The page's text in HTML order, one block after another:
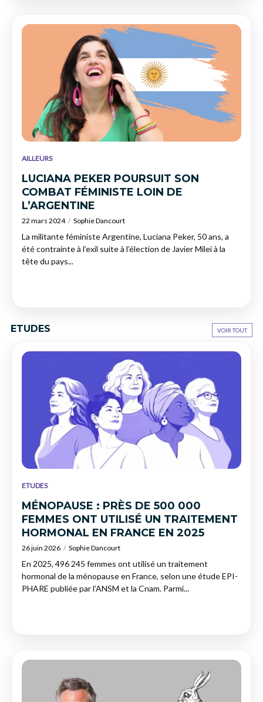
AILLEURS
LUCIANA PEKER POURSUIT SON
COMBAT FÉMINISTE LOIN DE
L’ARGENTINE
22 mars 2024 Sophie Dancourt
La militante féministe Argentine, Luciana Peker, 50 ans, a
été contrainte à l’exil suite à l’élection de Javier Milei à la
tête du pays...
ETUDES VOIR TOUT
ETUDES
MÉNOPAUSE : PRÈS DE 500 000
FEMMES ONT UTILISÉ UN TRAITEMENT
HORMONAL EN FRANCE EN 2025
26 juin 2026 Sophie Dancourt
En 2025, 496 245 femmes ont utilisé un traitement
hormonal de la ménopause en France, selon une étude EPI-
PHARE publiée par l’ANSM et la Cnam. Parmi...